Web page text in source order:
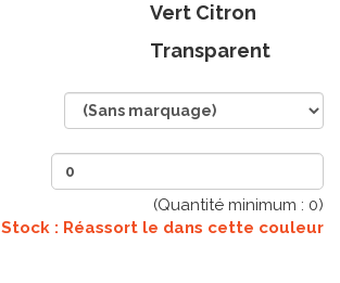
Vert Citron
Transparent
(Quantité minimum : 0)
Stock : Réassort le dans cette couleur